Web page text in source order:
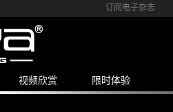
订阅电子杂志
视频欣赏 限时体验